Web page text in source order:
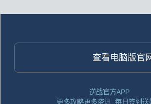
查看电脑版官
逆战官方APP
更多攻略更多资讯, 每日签到送